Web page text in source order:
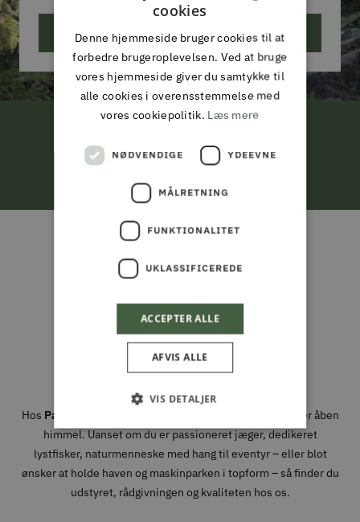
ABONNER
ved køb for 799,-*
til
1
til
2
til
3
til
4
ALT I JAGT & OUTDOOR,
FISKERI, HAVE & PARK
Din partner i naturen, haven og
hverdagen
Hos Park & Fritid
brænder vi for alt det, der foregår under åben
himmel. Uanset om du er passioneret jæger, dedikeret
lystfisker, naturmenneske med hang til eventyr – eller blot
ønsker at holde haven og maskinparken i topform – så finder du
udstyret, rådgivningen og kvaliteten hos os.
cookies
Denne hjemmeside bruger cookies til at
forbedre brugeroplevelsen. Ved at bruge
vores hjemmeside giver du samtykke til
alle cookies i overensstemmelse med
vores cookiepolitik. Læs mere
NØDVENDIGE YDEEVNE
MÅLRETNING
FUNKTIONALITET
UKLASSIFICEREDE
ACCEPTER ALLE
AFVIS ALLE
VIS DETALJER